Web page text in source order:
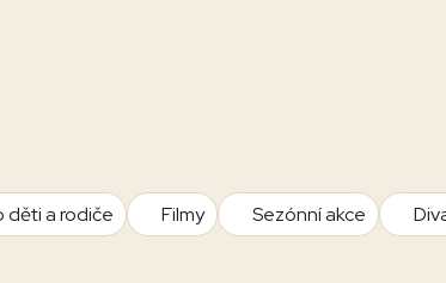
děti a rodiče Filmy Sezónní akce